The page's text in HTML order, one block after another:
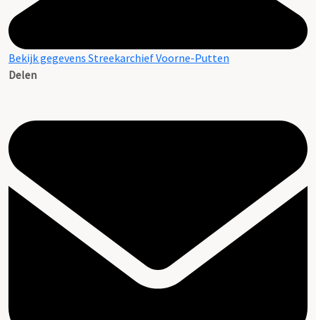
Bekijk gegevens Streekarchief Voorne-Putten
Delen